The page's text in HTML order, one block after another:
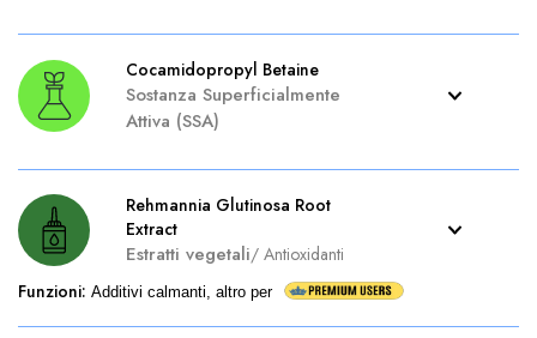
Cocamidopropyl Betaine
Sostanza Superficialmente
Attiva (SSA)
Rehmannia Glutinosa Root
Extract
Estratti vegetali/ Antioxidanti
Funzioni: Additivi calmanti, altro per